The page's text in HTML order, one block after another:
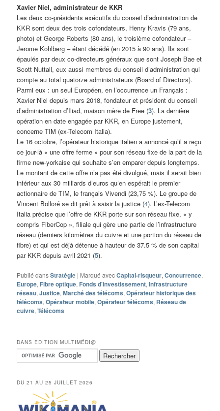
Xavier Niel, administrateur de KKR
Les deux co-présidents exécutifs du conseil d’administration de
KKR sont deux des trois cofondateurs, Henry Kravis (79 ans,
photo) et George Roberts (80 ans), le troisième cofondateur –
Jerome Kohlberg – étant décédé (en 2015 à 90 ans). Ils sont
épaulés par deux co-directeurs généraux que sont Joseph Bae et
Scott Nuttall, eux aussi membres du conseil d’administration qui
compte au total quatorze administrateurs (Board of Directors).
Parmi eux : un seul Européen, en l’occurrence un Français :
Xavier Niel depuis mars 2018, fondateur et président du conseil
d’administration d’Iliad, maison mère de Free (3). La dernière
opération en date engagée par KKR, en Europe justement,
concerne TIM (ex-Telecom Italia).
Le 16 octobre, l’opérateur historique italien a annoncé qu’il a reçu
ce jour-là « une offre ferme » pour son réseau fixe de la part de la
firme new-yorkaise qui souhaite s’en emparer depuis longtemps.
Le montant de cette offre n’a pas été divulgué, mais il serait bien
inférieur aux 30 milliards d’euros qu’en espérait le premier
actionnaire de TIM, le français Vivendi (23,75 %). Le groupe de
Vincent Bolloré se dit prêt à saisir la justice (4). L’ex-Telecom
Italia précise que l’offre de KKR porte sur son réseau fixe, « y
compris FiberCop », filiale qui gère une partie de l’infrastructure
réseau (derniers kilomètres du cuivre et une portion du réseau de
fibre) et qui est déjà détenue à hauteur de 37.5 % de son capital
par KKR depuis avril 2021 (5).
Publié dansStratégie | Marqué avecCapital-risqueur,Concurrence,
Europe, Fibre optique, Fonds d'investissement,Infrastructure
réseau,Justice,Marché des télécoms,Opérateur historique des
télécoms,Opérateur mobile,Opérateur télécoms, Réseau de
cuivre,Télécoms
DANS EDITION MULTIMÉDI@
DU 21 AU 25 JUILLET 2026